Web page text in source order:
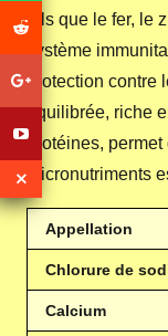
tels que le fer, le
système
protection contre
équilibrée, riche
protéines,
micronutriments
Appellation
Chlorure de
Calcium